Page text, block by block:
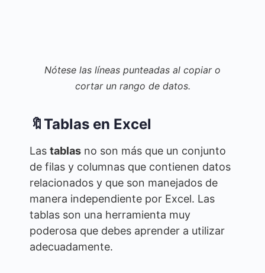
Nótese las líneas punteadas al copiar o
cortar un rango de datos.
🔖Tablas en Excel
Las tablas no son más que un conjunto
de filas y columnas que contienen datos
relacionados y que son manejados de
manera independiente por Excel. Las
tablas son una herramienta muy
poderosa que debes aprender a utilizar
adecuadamente.